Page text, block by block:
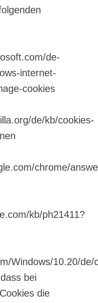
de-
internet-
cookies
de/kb/cookies-
chrome/
kb/ph21411?
Windows/10.20/de/
bei
die